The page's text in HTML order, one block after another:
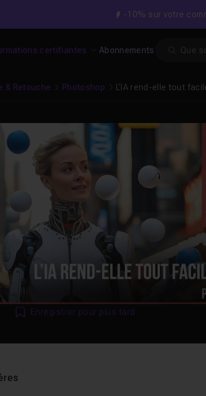
-10% sur votre
certifiantes Abonnements
& Retouche Photoshop L'IA rend-elle tout
Enregistrer pour plus tard